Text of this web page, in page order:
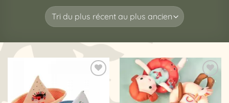
Ajouter
à la
liste